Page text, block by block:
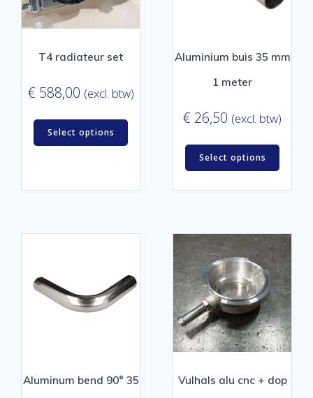
T4 radiateur set
€ 588,00 (excl. btw)
Select options
Aluminium buis 35 mm
1 meter
€ 26,50 (excl. btw)
Select options
Aluminum bend 90° 35
Vulhals alu cnc + dop